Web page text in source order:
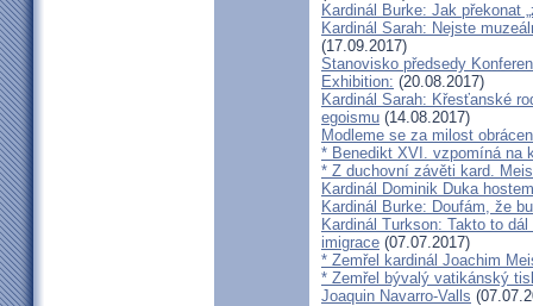
Kardinál Burke: Jak překonat
Kardinál Sarah: Nejste
(17.09.2017)
Stanovisko předsedy
Exhibition: (20.08.2017)
Kardinál Sarah: Křesťanské
egoismu (14.08.2017)
Modleme se za milost
* Benedikt XVI. vzpomíná na
* Z duchovní závěti kard.
Kardinál Dominik Duka
Kardinál Burke: Doufám, že
Kardinál Turkson: Takto to
imigrace (07.07.2017)
* Zemřel kardinál Joachim
* Zemřel bývalý vatikánský
Joaquin Navarro-Valls